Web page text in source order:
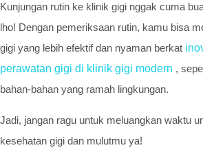
Kunjungan rutin ke klinik gigi nggak cuma
lho! Dengan pemeriksaan rutin, kamu bisa
gigi yang lebih efektif dan nyaman berkat
perawatan gigi di klinik gigi modern ,
bahan-bahan yang ramah lingkungan.
Jadi, jangan ragu untuk meluangkan waktu
kesehatan gigi dan mulutmu ya!